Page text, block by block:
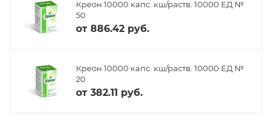
Креон 10000 капс. кш/раств. 10000 ЕД №
50
от 886.42 руб.
Креон 10000 капс. кш/раств. 10000 ЕД №
20
от 382.11 руб.